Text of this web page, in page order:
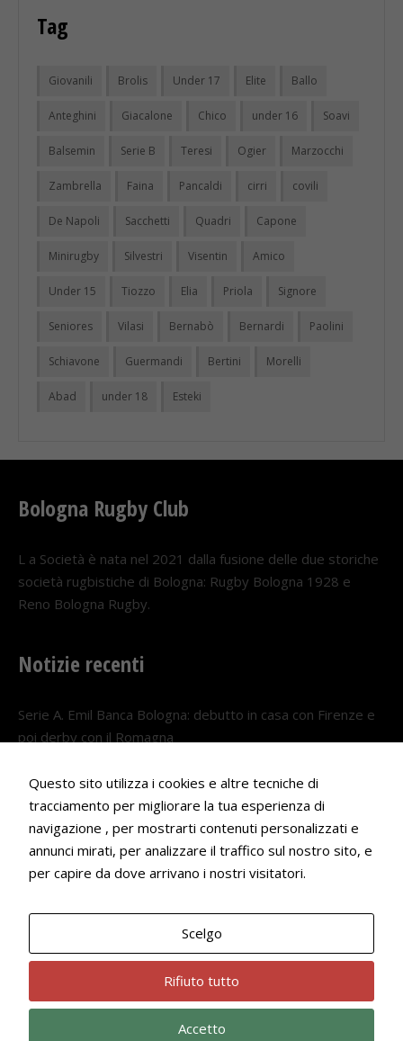
Tag
Giovanili Brolis Under 17 Elite Ballo
Anteghini Giacalone Chico under 16 Soavi
Balsemin Serie B Teresi Ogier Marzocchi
Zambrella Faina Pancaldi cirri covili
De Napoli Sacchetti Quadri Capone
Minirugby Silvestri Visentin Amico
Under 15 Tiozzo Elia Priola Signore
Seniores Vilasi Bernabò Bernardi Paolini
Schiavone Guermandi Bertini Morelli
Abad under 18 Esteki
Bologna Rugby Club
L a Società è nata nel 2021 dalla fusione delle due storiche
società rugbistiche di Bologna: Rugby Bologna 1928 e
Reno Bologna Rugby.
Notizie recenti
Serie A. Emil Banca Bologna: debutto in casa con Firenze e
poi derby con il Romagna
Serie A. Il Bologna nel girone veneto
29 LUGLIO 2026
Francesco Andrei convocato al Camp estivo della nazionale
22 LUGLIO 2026
Questo sito utilizza i cookies e altre tecniche di
tracciamento per migliorare la tua esperienza di
navigazione , per mostrarti contenuti personalizzati e
annunci mirati, per analizzare il traffico sul nostro sito, e
per capire da dove arrivano i nostri visitatori.
Scelgo
Rifiuto tutto
Accetto